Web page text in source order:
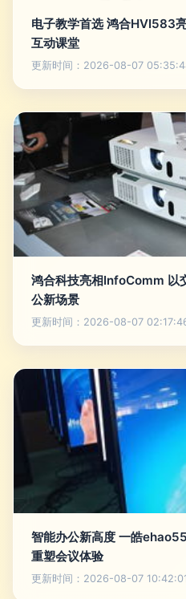
电子教学首选 鸿合HVI583
互动课堂
更新时间：2026-08-07
鸿合科技亮相InfoComm 以
公新场景
更新时间：2026-08-07
智能办公新高度 一皓
重塑会议体验
更新时间：2026-08-07 10:42:01